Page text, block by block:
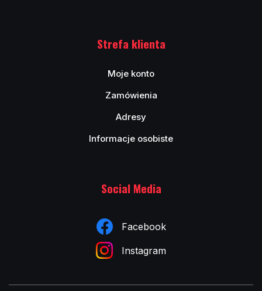
Strefa klienta
Moje konto
Zamówienia
Adresy
Informacje osobiste
Social Media
Facebook
Instagram